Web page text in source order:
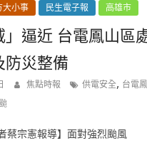
大小事 民生電子報 高雄市
」逼近 台電鳳山區
防災整備
焦點時報 供電安全, 台電
蔡宗憲報導】面對強烈颱風